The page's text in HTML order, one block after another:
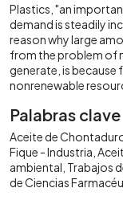
Plastics, "an
demand is steadily
reason why large
from the problem of
generate, is because
nonrenewable
Palabras clave
Aceite de
Fique - Industria
ambiental Trabajos
de Ciencias